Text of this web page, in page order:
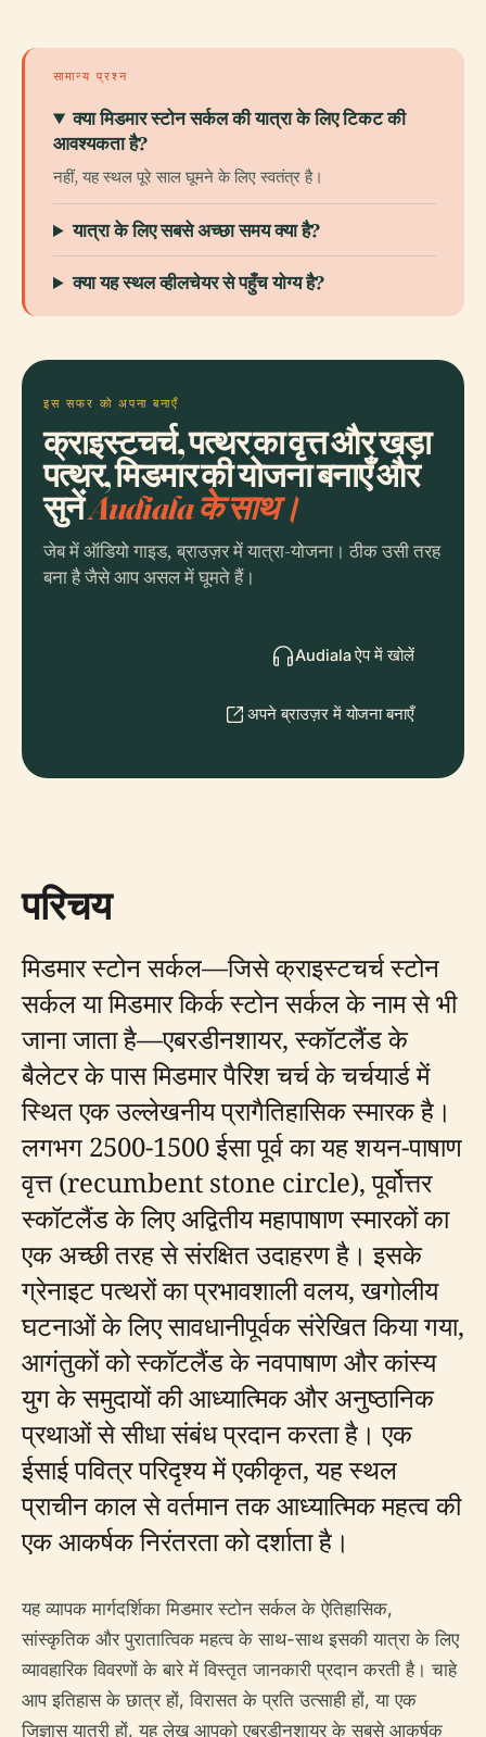
सामान्य प्रश्न
क्या मिडमार स्टोन सर्कल की यात्रा के लिए टिकट की
आवश्यकता है?
नहीं, यह स्थल पूरे साल घूमने के लिए स्वतंत्र है।
यात्रा के लिए सबसे अच्छा समय क्या है?
क्या यह स्थल व्हीलचेयर से पहुँच योग्य है?
इस सफर को अपना बनाएँ
क्राइस्टचर्च, पत्थर का वृत्त और खड़ा
पत्थर, मिडमार की योजना बनाएँ और
सुनेंAudiala के साथ।
जेब में ऑडियो गाइड, ब्राउज़र में यात्रा-योजना। ठीक उसी तरह
बना है जैसे आप असल में घूमते हैं।
Audiala ऐप में खोलें
अपने ब्राउज़र में योजना बनाएँ
परिचय
मिडमार स्टोन सर्कल—जिसे क्राइस्टचर्च स्टोन
सर्कल या मिडमार किर्क स्टोन सर्कल के नाम से भी
जाना जाता है—एबरडीनशायर, स्कॉटलैंड के
बैलेटर के पास मिडमार पैरिश चर्च के चर्चयार्ड में
स्थित एक उल्लेखनीय प्रागैतिहासिक स्मारक है।
लगभग 2500-1500 ईसा पूर्व का यह शयन-पाषाण
वृत्त (recumbent stone circle), पूर्वोत्तर
स्कॉटलैंड के लिए अद्वितीय महापाषाण स्मारकों का
एक अच्छी तरह से संरक्षित उदाहरण है। इसके
ग्रेनाइट पत्थरों का प्रभावशाली वलय, खगोलीय
घटनाओं के लिए सावधानीपूर्वक संरेखित किया गया,
आगंतुकों को स्कॉटलैंड के नवपाषाण और कांस्य
युग के समुदायों की आध्यात्मिक और अनुष्ठानिक
प्रथाओं से सीधा संबंध प्रदान करता है। एक
ईसाई पवित्र परिदृश्य में एकीकृत, यह स्थल
प्राचीन काल से वर्तमान तक आध्यात्मिक महत्व की
एक आकर्षक निरंतरता को दर्शाता है।
यह व्यापक मार्गदर्शिका मिडमार स्टोन सर्कल के ऐतिहासिक,
सांस्कृतिक और पुरातात्विक महत्व के साथ-साथ इसकी यात्रा के लिए
व्यावहारिक विवरणों के बारे में विस्तृत जानकारी प्रदान करती है। चाहे
आप इतिहास के छात्र हों, विरासत के प्रति उत्साही हों, या एक
जिज्ञासु यात्री हों, यह लेख आपको एबरडीनशायर के सबसे आकर्षक